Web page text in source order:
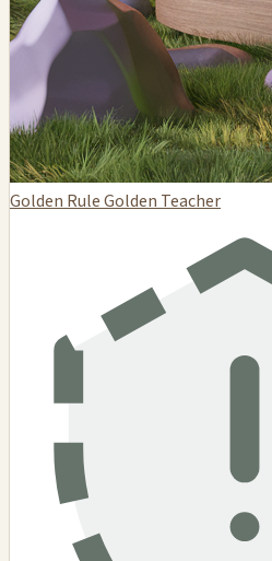
Golden Rule Golden Teacher